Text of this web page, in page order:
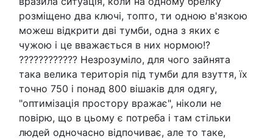
розміщено два ключі, топто, ти одною в'язкою
можеш відкрити дві тумби, одна з яких є
чужою і це вважається в них нормою!?
???????????? Незрозуміло, для чого зайнята
така велика територія під тумби для взуття, їх
точно 750 і понад 800 вішаків для одягу,
"оптимізація простору вражає", ніколи не
повірю, що в цьому є потреба і там стільки
людей одночасно відпочиває, але то таке,